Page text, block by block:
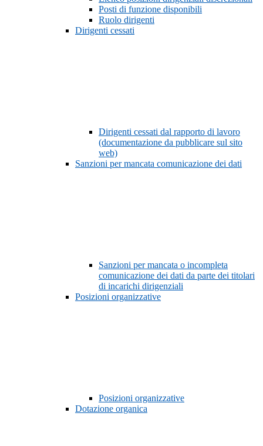
Posti di funzione disponibili
Ruolo dirigenti
Dirigenti cessati
Dirigenti cessati dal rapporto di lavoro
(documentazione da pubblicare sul sito
web)
Sanzioni per mancata comunicazione dei dati
Sanzioni per mancata o incompleta
comunicazione dei dati da parte dei titolari
di incarichi dirigenziali
Posizioni organizzative
Posizioni organizzative
Dotazione organica